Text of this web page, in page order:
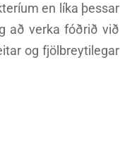
en líka þessar
að verka fóðrið við
og fjölbreytilegar